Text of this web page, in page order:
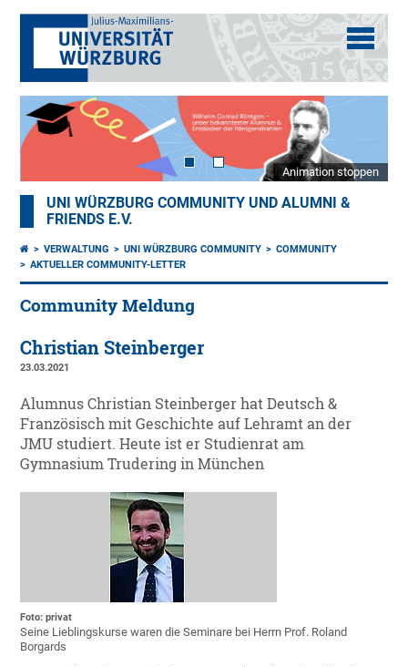
Animation stoppen
UNI WÜRZBURG COMMUNITY UND ALUMNI &
FRIENDS E.V.
VERWALTUNG UNI WÜRZBURG COMMUNITY
COMMUNITY
AKTUELLER COMMUNITY-LETTER
Community Meldung
Christian Steinberger
23.03.2021
Alumnus Christian Steinberger hat Deutsch &
Französisch mit Geschichte auf Lehramt an der
JMU studiert. Heute ist er Studienrat am
Gymnasium Trudering in München
Foto: privat
Seine Lieblingskurse waren die Seminare bei Herrn Prof. Roland
Borgards